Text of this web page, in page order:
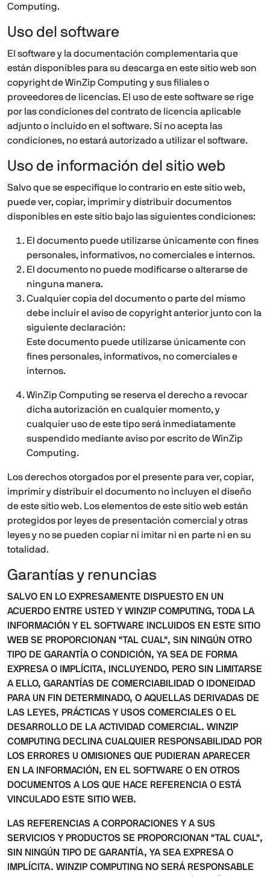
Computing.
Uso del software
El software y la documentación complementaria que
están disponibles para su descarga en este sitio web son
copyright de WinZip Computing y sus filiales o
proveedores de licencias. El uso de este software se rige
por las condiciones del contrato de licencia aplicable
adjunto o incluido en el software. Si no acepta las
condiciones, no estará autorizado a utilizar el software.
Uso de información del sitio web
Salvo que se especifique lo contrario en este sitio web,
puede ver, copiar, imprimir y distribuir documentos
disponibles en este sitio bajo las siguientes condiciones:
El documento puede utilizarse únicamente con fines
personales, informativos, no comerciales e internos.
El documento no puede modificarse o alterarse de
ninguna manera.
Cualquier copia del documento o parte del mismo
debe incluir el aviso de copyright anterior junto con la
siguiente declaración:
Este documento puede utilizarse únicamente con
fines personales, informativos, no comerciales e
internos.
WinZip Computing se reserva el derecho a revocar
dicha autorización en cualquier momento, y
cualquier uso de este tipo será inmediatamente
suspendido mediante aviso por escrito de WinZip
Computing.
Los derechos otorgados por el presente para ver, copiar,
imprimir y distribuir el documento no incluyen el diseño
de este sitio web. Los elementos de este sitio web están
protegidos por leyes de presentación comercial y otras
leyes y no se pueden copiar ni imitar ni en parte ni en su
totalidad.
Garantías y renuncias
SALVO EN LO EXPRESAMENTE DISPUESTO EN UN
ACUERDO ENTRE USTED Y WINZIP COMPUTING, TODA LA
INFORMACIÓN Y EL SOFTWARE INCLUIDOS EN ESTE SITIO
WEB SE PROPORCIONAN "TAL CUAL", SIN NINGÚN OTRO
TIPO DE GARANTÍA O CONDICIÓN, YA SEA DE FORMA
EXPRESA O IMPLÍCITA, INCLUYENDO, PERO SIN LIMITARSE
A ELLO, GARANTÍAS DE COMERCIABILIDAD O IDONEIDAD
PARA UN FIN DETERMINADO, O AQUELLAS DERIVADAS DE
LAS LEYES, PRÁCTICAS Y USOS COMERCIALES O EL
DESARROLLO DE LA ACTIVIDAD COMERCIAL. WINZIP
COMPUTING DECLINA CUALQUIER RESPONSABILIDAD POR
LOS ERRORES U OMISIONES QUE PUDIERAN APARECER
EN LA INFORMACIÓN, EN EL SOFTWARE O EN OTROS
DOCUMENTOS A LOS QUE HACE REFERENCIA O ESTÁ
VINCULADO ESTE SITIO WEB.
LAS REFERENCIAS A CORPORACIONES Y A SUS
SERVICIOS Y PRODUCTOS SE PROPORCIONAN "TAL CUAL",
SIN NINGÚN TIPO DE GARANTÍA, YA SEA EXPRESA O
IMPLÍCITA. WINZIP COMPUTING NO SERÁ RESPONSABLE